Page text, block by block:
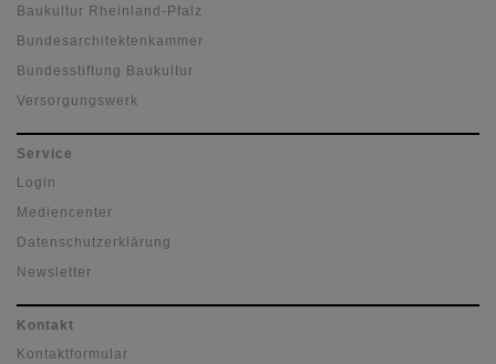
Baukultur Rheinland-Pfalz
Bundesarchitektenkammer
Bundesstiftung Baukultur
Versorgungswerk
Service
Login
Mediencenter
Datenschutzerklärung
Newsletter
Kontakt
Kontaktformular